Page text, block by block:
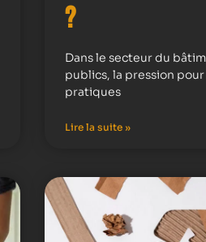
?
Dans le secteur du
publics, la pression
pratiques
Lire la suite »